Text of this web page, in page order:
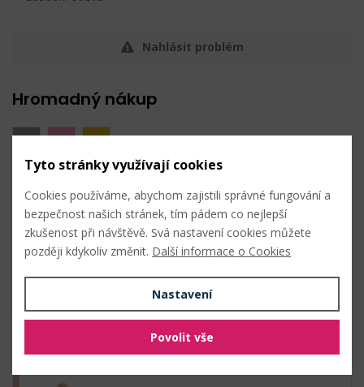
Nahlásit problém
Hromadný nákup
1 (28") barva nikl
5 ks (15,60 Kč s DPH / ks)
78Kč s DPH /bal. (5 ks)
0Kč s DPH
Tyto stránky využívají cookies
Cookies používáme, abychom zajistili správné fungování a
bezpečnost našich stránek, tím pádem co nejlepší
zkušenost při návštěvě. Svá nastavení cookies můžete
později kdykoliv změnit. Další informace o Cookies
Nastavení
Povolit vše